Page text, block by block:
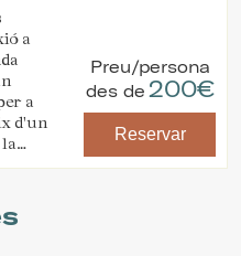
a
a
d'un
Preu/persona
des de 200€
Reservar